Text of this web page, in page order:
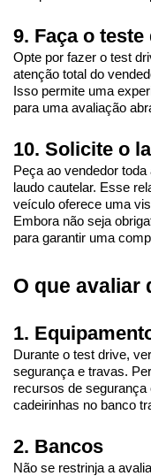
9. Faça o
Opte por fazer o test
atenção total do
Isso permite uma
para uma avaliação
10. Solicite o
Peça ao vendedor
laudo cautelar. Esse
veículo oferece uma
Embora não seja
para garantir uma
O que avaliar
1.
Durante o test drive,
segurança e travas.
recursos de segurança
cadeirinhas no banco
2. Bancos
Não se restrinja a